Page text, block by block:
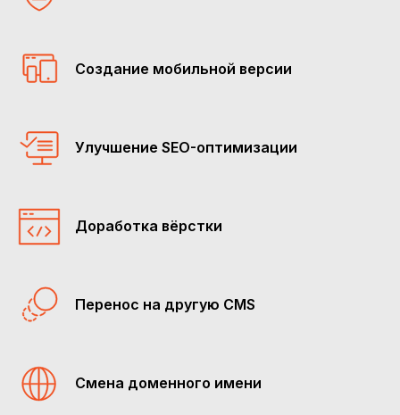
Создание мобильной версии
Улучшение SEO-оптимизации
Доработка вёрстки
Перенос на другую CMS
Смена доменного имени